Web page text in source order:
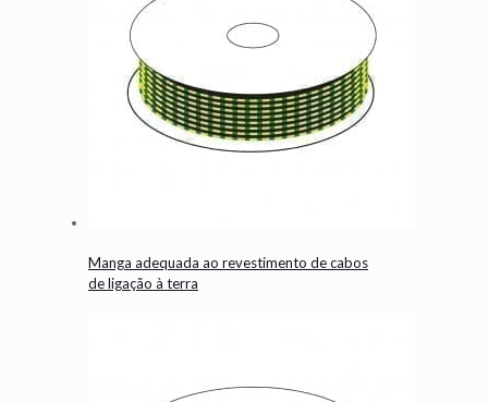
Manga adequada ao revestimento de cabos
de ligação à terra